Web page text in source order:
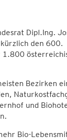
Dipl.Ing.
den 600.
Bezirken
und
Bio-